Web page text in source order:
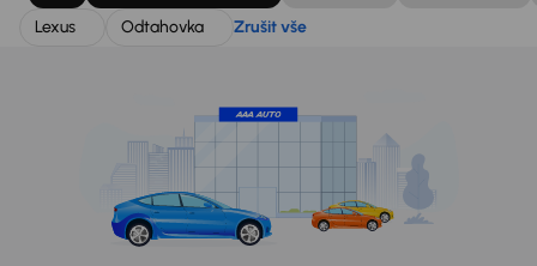
Lexus
Odtahovka Zrušit vše